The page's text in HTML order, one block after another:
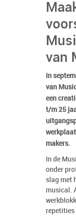
van
In
van
een
t/m 25
makers.
In de
onder
slag met
musical.
repetities